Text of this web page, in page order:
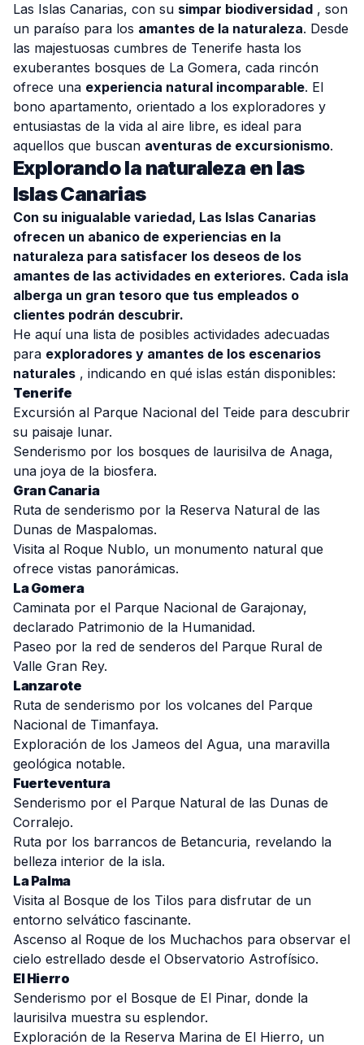
Las Islas Canarias, con su simpar biodiversidad , son
un paraíso para los amantes de la naturaleza. Desde
las majestuosas cumbres de Tenerife hasta los
exuberantes bosques de La Gomera, cada rincón
ofrece una experiencia natural incomparable. El
bono apartamento, orientado a los exploradores y
entusiastas de la vida al aire libre, es ideal para
aquellos que buscan aventuras de excursionismo.
Explorando la naturaleza en las
Islas Canarias
Con su inigualable variedad, Las Islas Canarias
ofrecen un abanico de experiencias en la
naturaleza para satisfacer los deseos de los
amantes de las actividades en exteriores. Cada isla
alberga un gran tesoro que tus empleados o
clientes podrán descubrir.
He aquí una lista de posibles actividades adecuadas
para exploradores y amantes de los escenarios
naturales , indicando en qué islas están disponibles:
Tenerife
Excursión al Parque Nacional del Teide para descubrir
su paisaje lunar.
Senderismo por los bosques de laurisilva de Anaga,
una joya de la biosfera.
Gran Canaria
Ruta de senderismo por la Reserva Natural de las
Dunas de Maspalomas.
Visita al Roque Nublo, un monumento natural que
ofrece vistas panorámicas.
La Gomera
Caminata por el Parque Nacional de Garajonay,
declarado Patrimonio de la Humanidad.
Paseo por la red de senderos del Parque Rural de
Valle Gran Rey.
Lanzarote
Ruta de senderismo por los volcanes del Parque
Nacional de Timanfaya.
Exploración de los Jameos del Agua, una maravilla
geológica notable.
Fuerteventura
Senderismo por el Parque Natural de las Dunas de
Corralejo.
Ruta por los barrancos de Betancuria, revelando la
belleza interior de la isla.
La Palma
Visita al Bosque de los Tilos para disfrutar de un
entorno selvático fascinante.
Ascenso al Roque de los Muchachos para observar el
cielo estrellado desde el Observatorio Astrofísico.
El Hierro
Senderismo por el Bosque de El Pinar, donde la
laurisilva muestra su esplendor.
Exploración de la Reserva Marina de El Hierro, un